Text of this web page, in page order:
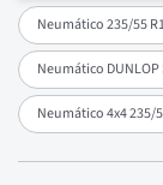
Neumático 235/55
Neumático DUNLOP
Neumático 4x4 235/